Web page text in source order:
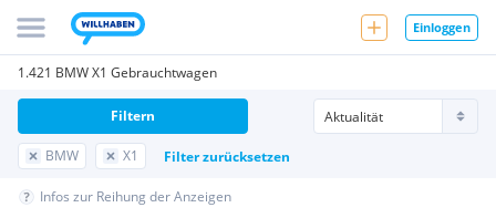
Einloggen
1.421 BMW X1 Gebrauchtwagen
BMW X1 Filter zurücksetzen
Filtern
Infos zur Reihung der Anzeigen